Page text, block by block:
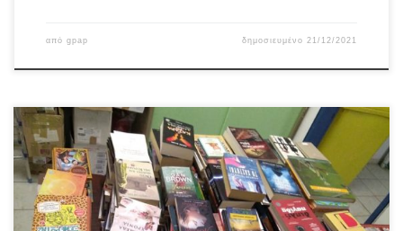
από gpap δημοσιευμένο21/12/2021
To 2o Γυμνάσιο Καισαριανής συμμετέχοντας στη δράση που
διοργανώθηκε από τη Διεύθυνση Δευτεροβάθμιας Εκπαίδευσης Α΄
Αθήνας, εν όψει των Χριστουγέννων, με τίτλο “Θέλω να σου
χαρίσω ένα βιβλίο“, συγκέντρωσε 350 τίτλους βιβλίων. Τα βιβλία